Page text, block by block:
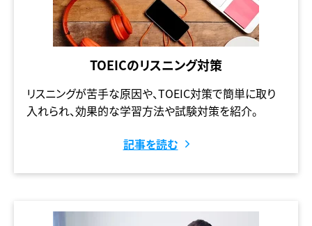
TOEICのリスニング対策
リスニングが苦手な原因や、TOEIC対策で簡単に取り
入れられ、効果的な学習方法や試験対策を紹介。
記事を読む